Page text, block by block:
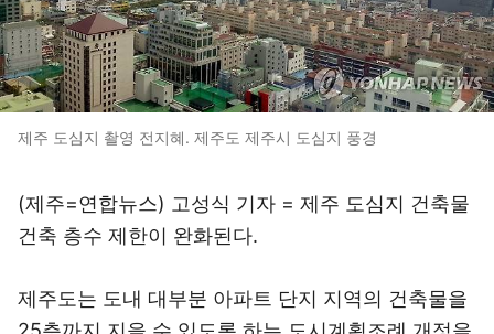
제주 도심지 촬영 전지혜. 제주도 제주시 도심지 풍경
(제주=연합뉴스) 고성식 기자 = 제주 도심지 건축물
건축 층수 제한이 완화된다.
제주도는 도내 대부분 아파트 단지 지역의 건축물을